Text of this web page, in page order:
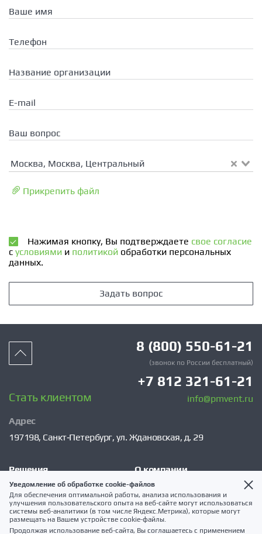
Ваше имя
Телефон
Название организации
E-mail
Ваш вопрос
Москва, Москва, Центральный
Прикрепить файл
Нажимая кнопку, Вы подтверждаете свое согласие
с условиями и политикой обработки персональных
данных.
Задать вопрос
Уведомление об обработке cookie-файлов
Для обеспечения оптимальной работы, анализа использования и
улучшения пользовательского опыта на веб-сайте могут использоваться
системы веб-аналитики (в том числе Яндекс.Метрика), которые могут
размещать на Вашем устройстве cookie-файлы.
Продолжая использование веб-сайта, Вы соглашаетесь с применением
Решения
VSM
Каталог
Услуги
О компании
Сервис
Клиентам
Публикации
Адрес
197198, Санкт‑Петербург, ул. Ждановская, д. 29
Стать клиентом
8 (800) 550-61-21
(звонок по России бесплатный)
+7 812 321-61-21
info@pmvent.ru